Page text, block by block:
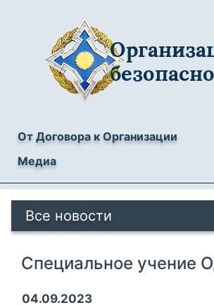
От Договора к Организации
Медиа
Все новости
Cпециальное учение
04.09.2023